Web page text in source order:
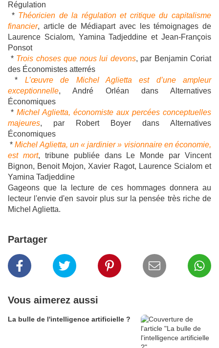
Régulation
* Théoricien de la régulation et critique du capitalisme
financier, article de Médiapart avec les témoignages de
Laurence Scialom, Yamina Tadjeddine et Jean-François
Ponsot
* Trois choses que nous lui devons, par Benjamin Coriat
des Économistes atterrés
* L’œuvre de Michel Aglietta est d’une ampleur
exceptionnelle, André Orléan dans Alternatives
Économiques
* Michel Aglietta, économiste aux percées conceptuelles
majeures, par Robert Boyer dans Alternatives
Économiques
*Michel Aglietta, un « jardinier » visionnaire en économie,
est mort, tribune publiée dans Le Monde par Vincent
Bignon, Benoit Mojon, Xavier Ragot, Laurence Scialom et
Yamina Tadjeddine
Gageons que la lecture de ces hommages donnera au
lecteur l'envie d'en savoir plus sur la pensée très riche de
Michel Aglietta.
Partager
Vous aimerez aussi
La bulle de l'intelligence artificielle ?